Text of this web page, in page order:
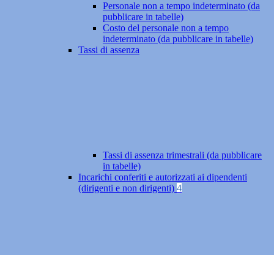
Personale non a tempo indeterminato (da
pubblicare in tabelle)
Costo del personale non a tempo
indeterminato (da pubblicare in tabelle)
Tassi di assenza
Tassi di assenza trimestrali (da pubblicare
in tabelle)
Incarichi conferiti e autorizzati ai dipendenti
(dirigenti e non dirigenti) 4